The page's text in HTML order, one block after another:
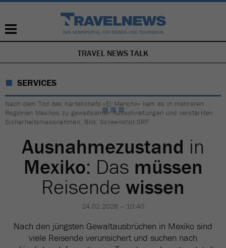
NAVIGATION
ÜBERSPRINGEN
TRAVEL NEWS TALK
SERVICES
Nach dem Tod des Kartellchefs «El Mencho» kam es in mehreren
Regionen Mexikos zu gewaltsamen Ausschreitungen und verstärkten
Sicherheitsmassnahmen. Bild: Screenshot SRF
Ausnahmezustand in
Mexiko: Das müssen
Reisende wissen
24.02.2026 – 10:40
Nach den jüngsten Gewaltausbrüchen in Mexiko sind
viele Reisende verunsichert und suchen nach